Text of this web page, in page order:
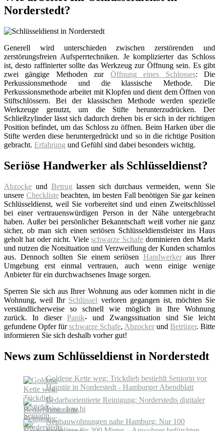
Norderstedt?
Generell wird unterschieden zwischen zerstörenden und
zerstörungsfreien Aufsperrtechniken. Je komplizierter das Schloss
ist, desto raffinierter sollte das Werkzeug zur Öffnung sein. Es gibt
zwei gängige Methoden zur Öffnung eines Schlosses: Die
Perkussionsmethode und die klassische Methode. Die
Perkussionsmethode arbeitet mit Klopfen und dient dem Öffnen von
Stiftschlössern. Bei der klassischen Methode werden spezielle
Werkzeuge genutzt, um die Stifte herunterzudrücken. Der
Schließzylinder lässt sich dadurch drehen bis er sich in der richtigen
Position befindet, um das Schloss zu öffnen. Beim Harken über die
Stifte werden diese heruntergedrückt und so in die richtige Position
gebracht. Erfahrung und Gefühl sind dabei besonders wichtig.
Seriöse Handwerker als Schlüsseldienst?
Abzocke und Betrug lassen sich durchaus vermeiden, wenn Sie
unsere Checklistebeachten, im besten Fall benötigen Sie gar keinen
Schlüsseldienst, weil Sie vorbereitet sind und einen Zweitschlüssel
bei einer vertrauenswürdigen Person in der Nähe untergebracht
haben. Außer bei persönlicher Bekanntschaft weiß vorher nie ganz
sicher, ob man sich einen seriösen Schlüsseldienstleister ins Haus
geholt hat oder nicht. Vieleschwarze Schafe dominieren den Markt
und nutzen die Notsituation und Verzweiflung der Kunden schamlos
aus. Dennoch sollten Sie einem seriösen Handwerkeraus Ihrer
Umgebung erst einmal vertrauen, auch wenn einige wenige
Anbieter für ein durchwachsenes Image sorgen.
Sperren Sie sich aus Ihrer Wohnung aus oder kommen nicht in die
Wohnung, weil Ihr Schlüssel verloren gegangen ist, möchten Sie
verständlicherweise so schnell wie möglich in Ihre Wohnung
zurück. In dieserPanik- und Zwangssituation sind Sie leicht
gefundene Opfer fürschwarze Schafe, Abzocker und Betrüger. Bitte
informieren Sie sich deshalb vorher gut!
News zum Schlüsseldienst in Norderstedt
Goldene Kette weg: Trickdieb bestiehlt Seniorin vor
Haustür in Norderstedt - Hamburger Abendblatt
Bedarfsorientierte Reinigung: Norderstedts digitaler
Weg - bau.bi
Neubauwohnungen nahe Hamburg: Nur 100